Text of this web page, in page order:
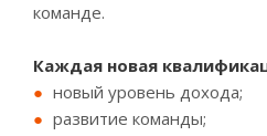
команде.
Каждая новая
новый уровень дохода;
развитие команды;